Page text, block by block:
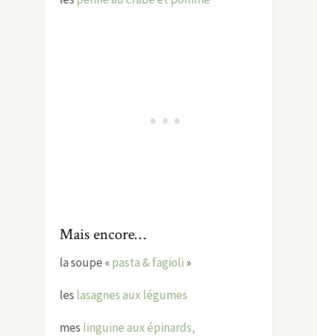
Mais encore…
la soupe «pasta & fagioli »
les lasagnes aux légumes
mes linguine aux épinards,